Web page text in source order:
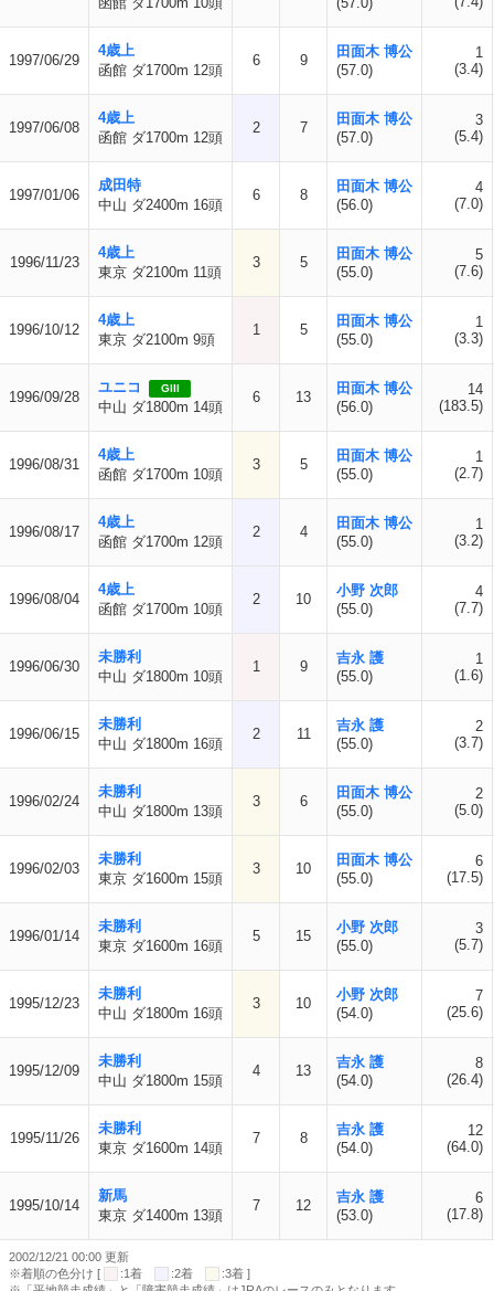
1997/06/29
4歳上
函館 ダ1700m 12頭
6 9
田面木 博公
(57.0)
1
(3.4)
1997/06/08
4歳上
函館 ダ1700m 12頭
2 7
田面木 博公
(57.0)
3
(5.4)
1997/01/06
成田特
中山 ダ2400m 16頭
6 8
田面木 博公
(56.0)
4
(7.0)
1996/11/23
4歳上
東京 ダ2100m 11頭
3 5
田面木 博公
(55.0)
5
(7.6)
1996/10/12
4歳上
東京 ダ2100m 9頭
1 5
田面木 博公
(55.0)
1
(3.3)
1996/09/28
ユニコ GIII
中山 ダ1800m 14頭
6 13
田面木 博公
(56.0)
14
(183.5)
1996/08/31
4歳上
函館 ダ1700m 10頭
3 5
田面木 博公
(55.0)
1
(2.7)
1996/08/17
4歳上
函館 ダ1700m 12頭
2 4
田面木 博公
(55.0)
1
(3.2)
1996/08/04
4歳上
函館 ダ1700m 10頭
2 10
小野 次郎
(55.0)
4
(7.7)
1996/06/30
未勝利
中山 ダ1800m 10頭
1 9
吉永 護
(55.0)
1
(1.6)
1996/06/15
未勝利
中山 ダ1800m 16頭
2 11
吉永 護
(55.0)
2
(3.7)
1996/02/24
未勝利
中山 ダ1800m 13頭
3 6
田面木 博公
(55.0)
2
(5.0)
1996/02/03
未勝利
東京 ダ1600m 15頭
3 10
田面木 博公
(55.0)
6
(17.5)
1996/01/14
未勝利
東京 ダ1600m 16頭
5 15
小野 次郎
(55.0)
3
(5.7)
1995/12/23
未勝利
中山 ダ1800m 16頭
3 10
小野 次郎
(54.0)
7
(25.6)
1995/12/09
未勝利
中山 ダ1800m 15頭
4 13
吉永 護
(54.0)
8
(26.4)
1995/11/26
未勝利
東京 ダ1600m 14頭
7 8
吉永 護
(54.0)
12
(64.0)
1995/10/14
新馬
東京 ダ1400m 13頭
7 12
吉永 護
(53.0)
6
(17.8)
2002/12/21 00:00 更新
※着順の色分け [
:1着 :2着
:3着 ]